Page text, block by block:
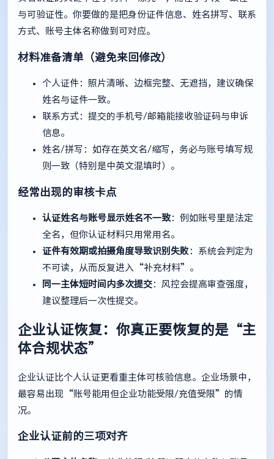
与可验证性。你要做的是把身份证件信息、姓名拼写、联系
方式、账号主体名称做到可对应。
材料准备清单（避免来回修改）
个人证件：照片清晰、边框完整、无遮挡，建议确保
姓名与证件一致。
联系方式：提交的手机号/邮箱能接收验证码与申诉
信息。
姓名/拼写：如存在英文名/缩写，务必与账号填写规
则一致（特别是中英文混填时）。
经常出现的审核卡点
认证姓名与账号显示姓名不一致 ：例如账号里是法定
全名，但你认证材料只用常用名。
证件有效期或拍摄角度导致识别失败 ：系统会判定为
不可读，从而反复进入“补充材料”。
同一主体短时间内多次提交 ：风控会提高审查强度，
建议整理后一次性提交。
企业认证恢复：你真正要恢复的是“主
体合规状态”
企业认证比个人认证更看重主体可核验信息。企业场景中，
最容易出现“账号能用但企业功能受限/充值受限”的情
况。
企业认证前的三项对齐